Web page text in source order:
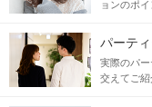
ョンのポイ
パーテ
実際のパ
交えてご紹